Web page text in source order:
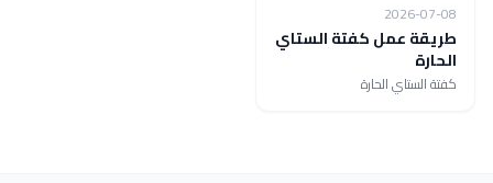
2026-07-08
طريقة عمل كفتة الستاي
الحارة
كفتة الستاي الحارة